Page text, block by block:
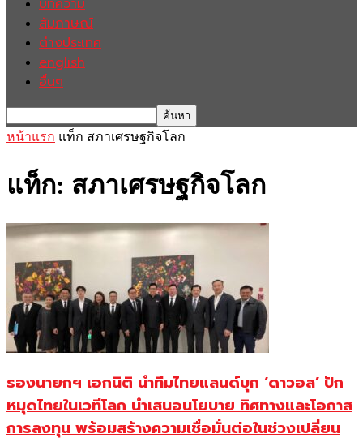
บทความ
สัมภาษณ์
ต่างประเทศ
english
อื่นๆ
หน้าแรก แท็ก สภาเศรษฐกิจโลก
แท็ก: สภาเศรษฐกิจโลก
รองนายกฯ เอกนิติ นำทีมไทยแลนด์บุก ‘ดาวอส’ ปัก
หมุดไทยในเวทีโลก นำเสนอนโยบาย ทิศทางและโอกาส
การลงทุน พร้อมสร้างความเชื่อมั่นต่อในช่วงเปลี่ยน